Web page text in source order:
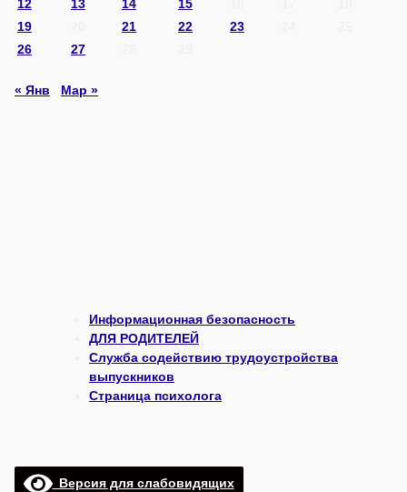
12 13 14 15
19
21 22 23
26
27
« Янв Мар »
Информационная безопасность
ДЛЯ РОДИТЕЛЕЙ
Служба содействию трудоустройства
выпускников
Страница психолога
Версия для слабовидящих